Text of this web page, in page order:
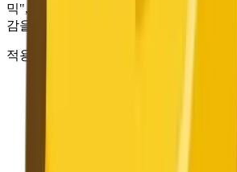
믹", "폴리싱 로즈골드")을 지정하면 AI
감을 표현하는 데 도움이 됩니다.
적용 시나리오:
없이도 타오바오 메인 이미지,
립형 웹사이트 랜딩 페이지용